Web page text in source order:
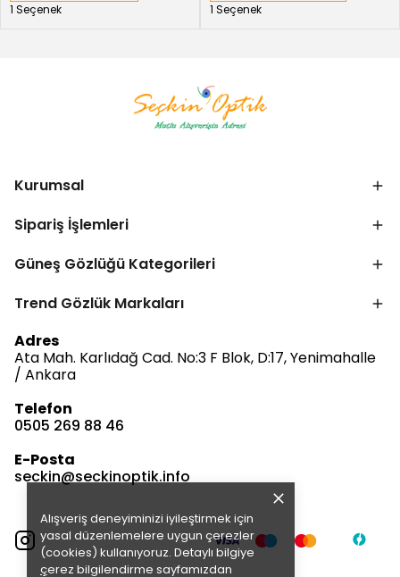
Alışveriş deneyiminizi iyileştirmek için
yasal düzenlemelere uygun çerezler
(cookies) kullanıyoruz. Detaylı bilgiye
çerez bilgilendirme sayfamızdan
1 Seçenek 1 Seçenek
Kurumsal
Sipariş İşlemleri
Güneş Gözlüğü Kategorileri
Trend Gözlük Markaları
Adres
Ata Mah. Karlıdağ Cad. No:3 F Blok, D:17, Yenimahalle
/ Ankara
Telefon
0505 269 88 46
E-Posta
seckin@seckinoptik.info
Çevrimdışı
E-posta Gönder